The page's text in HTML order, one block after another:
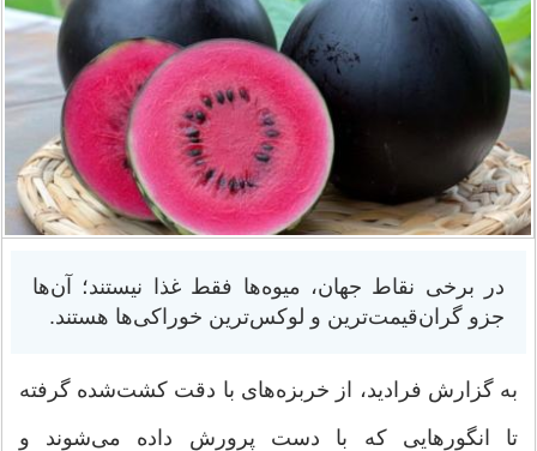
در برخی نقاط جهان، میوه‌ها فقط غذا نیستند؛ آن‌ها
جزو گران‌قیمت‌ترین و لوکس‌ترین خوراکی‌ها هستند.
به گزارش فرادید، از خربزه‌های با دقت کشت‌شده گرفته
تا انگورهایی که با دست پرورش داده می‌شوند و